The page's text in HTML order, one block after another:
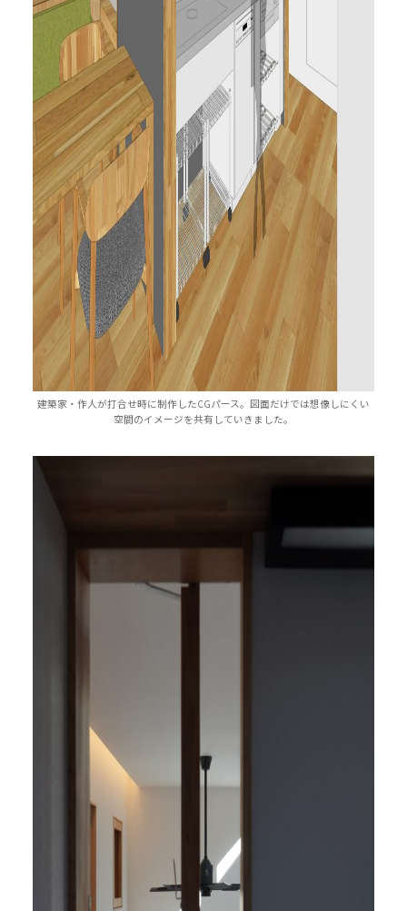
建築家・作人が打合せ時に制作したCGパース。図面だけでは想像しにくい
空間のイメージを共有していきました。